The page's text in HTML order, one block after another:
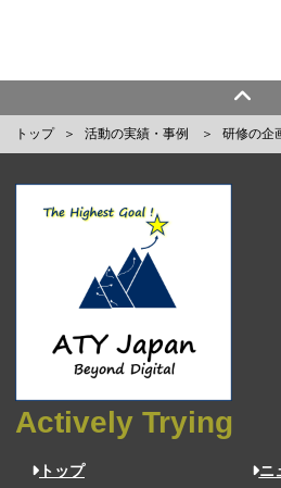
トップ 活動の実績・事例 研修の企
Actively Trying
トップ ニ